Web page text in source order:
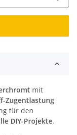
mit
Zugentlastung
für den
DIY-Projekte.